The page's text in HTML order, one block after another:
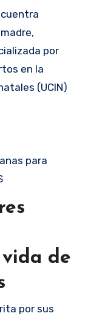
por
en la
(UCIN)
para
de
por sus